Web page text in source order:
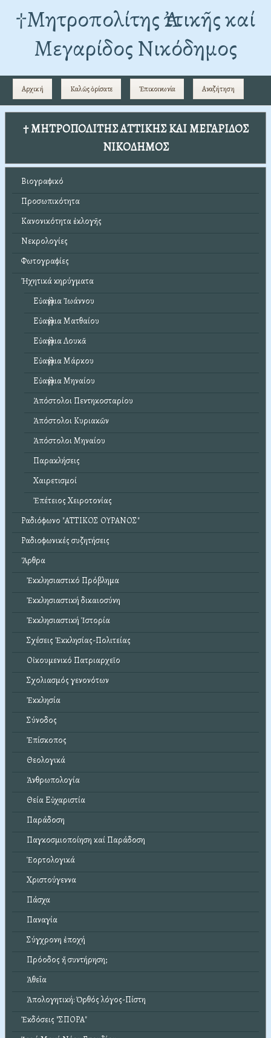
†Mητροπολίτης Ἀττικῆς καί
Μεγαρίδος Νικόδημος
Αρχική Καλῶς ὁρίσατε Ἐπικοινωνία Αναζήτηση
† ΜΗΤΡΟΠΟΛΙΤΗΣ ΑΤΤΙΚΗΣ ΚΑΙ ΜΕΓΑΡΙΔΟΣ
ΝΙΚΟΔΗΜΟΣ
Βιογραφικό
Προσωπικότητα
Κανονικότητα ἐκλογῆς
Νεκρολογίες
Φωτογραφίες
Ἠχητικά κηρύγματα
Εὐαγγέλια Ἰωάννου
Εὐαγγέλια Ματθαίου
Εὐαγγέλια Λουκᾶ
Εὐαγγέλια Μάρκου
Εὐαγγέλια Μηναίου
Ἀπόστολοι Πεντηκοσταρίου
Ἀπόστολοι Κυριακῶν
Ἀπόστολοι Μηναίου
Παρακλήσεις
Χαιρετισμοί
Ἐπέτειος Χειροτονίας
Ραδιόφωνο "ΑΤΤΙΚΟΣ ΟΥΡΑΝΟΣ"
Ραδιοφωνικές συζητήσεις
Ἄρθρα
Ἐκκλησιαστικό Πρόβλημα
Ἐκκλησιαστική δικαιοσύνη
Ἐκκλησιαστική Ἱστορία
Σχέσεις Ἐκκλησίας-Πολιτείας
Οἰκουμενικό Πατριαρχεῖο
Σχολιασμός γενονότων
Ἐκκλησία
Σύνοδος
Ἐπίσκοπος
Θεολογικά
Ἀνθρωπολογία
Θεία Εὐχαριστία
Παράδοση
Παγκοσμιοποίηση καί Παράδοση
Ἑορτολογικά
Χριστούγεννα
Πάσχα
Παναγία
Σύγχρονη ἐποχή
Πρόοδος ἤ συντήρηση;
Ἀθεΐα
Ἀπολογητική: Ὀρθός λόγος-Πίστη
Ἐκδόσεις "ΣΠΟΡΑ"